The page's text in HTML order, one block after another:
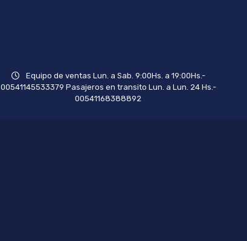
Equipo de ventas Lun. a Sab. 9:00Hs. a 19:00Hs.-
00541145533379 Pasajeros en transito Lun. a Lun. 24 Hs.-
00541168388892